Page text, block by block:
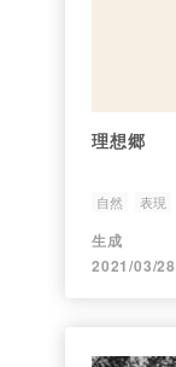
理想郷
自然 表現
生成
2021/03/28